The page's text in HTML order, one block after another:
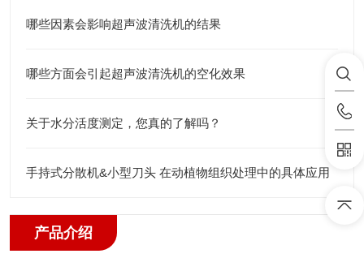
哪些因素会影响超声波清洗机的结果
哪些方面会引起超声波清洗机的空化效果
关于水分活度测定，您真的了解吗？
手持式分散机&小型刀头 在动植物组织处理中的具体应用
产品介绍